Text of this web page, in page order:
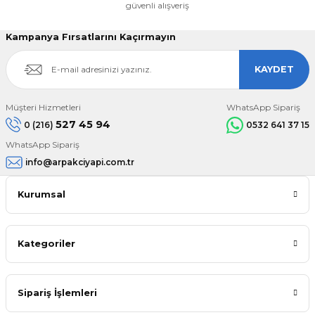
güvenli alışveriş
Kampanya Fırsatlarını Kaçırmayın
KAYDET
Müşteri Hizmetleri
0 (216) 527 45 94
WhatsApp Sipariş
0532 641 37 15
WhatsApp Sipariş
info@arpakciyapi.com.tr
Kurumsal
Kategoriler
Sipariş İşlemleri